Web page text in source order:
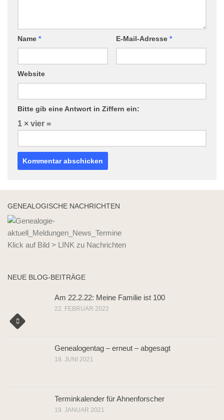
Name * E-Mail-Adresse *
Website
Bitte gib eine Antwort in Ziffern ein:
1 × vier =
GENEALOGISCHE NACHRICHTEN
Klick auf Bild > LINK zu Nachrichten
NEUE BLOG-BEITRÄGE
Am 22.2.22: Meine Familie ist 100
22. FEBRUAR 2022
Genealogentag – erneut – abgesagt
18. JUNI 2021
Terminkalender für Ahnenforscher
19. JANUAR 2021